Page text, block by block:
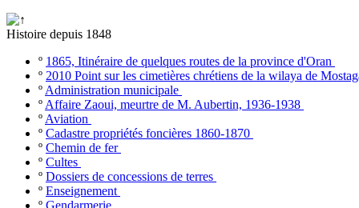
Histoire depuis 1848
º 1865, Itinéraire de quelques routes de la province d'Oran
º 2010 Point sur les cimetières chrétiens de la wilaya de
º Administration municipale
º Affaire Zaoui, meurtre de M. Aubertin, 1936-1938
º Aviation
º Cadastre propriétés foncières 1860-1870
º Chemin de fer
º Cultes
º Dossiers de concessions de terres
º Enseignement
º Gendarmerie